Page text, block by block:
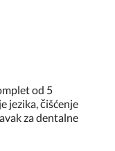
od 5
jezika, čišćenje
za dentalne